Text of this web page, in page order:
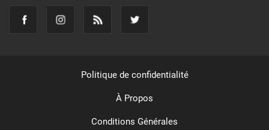
Politique de confidentialité
À Propos
Conditions Générales